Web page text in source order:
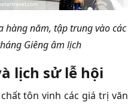
hàng năm, tập trung vào các
Giêng âm lịch
lịch sử lễ hội
tôn vinh các giá trị văn